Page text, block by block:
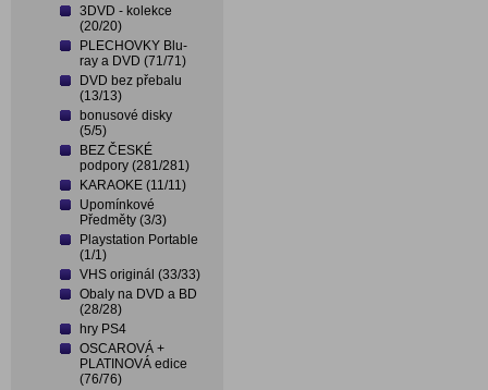
3DVD - kolekce
(20/20)
PLECHOVKY Blu-
ray a DVD (71/71)
DVD bez přebalu
(13/13)
bonusové disky
(5/5)
BEZ ČESKÉ
podpory (281/281)
KARAOKE (11/11)
Upomínkové
Předměty (3/3)
Playstation Portable
(1/1)
VHS originál (33/33)
Obaly na DVD a BD
(28/28)
hry PS4
OSCAROVÁ +
PLATINOVÁ edice
(76/76)